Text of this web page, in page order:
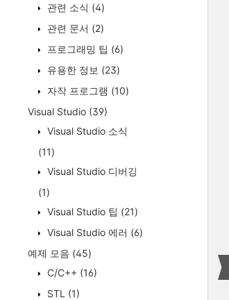
관련 소식 (4)
관련 문서 (2)
프로그래밍 팁 (6)
유용한 정보 (23)
자작 프로그램 (10)
Visual Studio (39)
Visual Studio 소식
(11)
Visual Studio 디버깅
(1)
Visual Studio 팁 (21)
Visual Studio 에러 (6)
예제 모음 (45)
C/C++ (16)
STL (1)